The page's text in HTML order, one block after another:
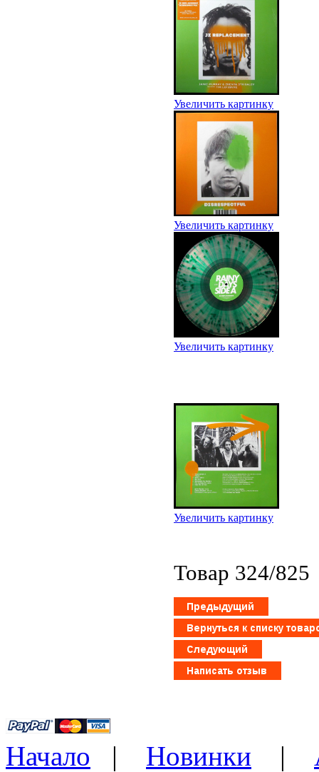
Увеличить картинку
Увеличить картинку
Увеличить картинку
Увеличить картинку
Товар 324/825
Начало | Новинки |